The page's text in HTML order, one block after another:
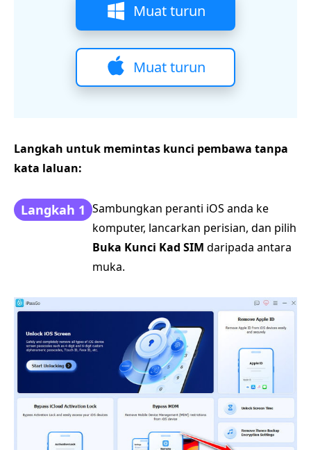
Muat turun
Muat turun
Langkah untuk memintas kunci pembawa tanpa
kata laluan:
Langkah 1 Sambungkan peranti iOS anda ke
komputer, lancarkan perisian, dan pilih
Buka Kunci Kad SIM daripada antara
muka.